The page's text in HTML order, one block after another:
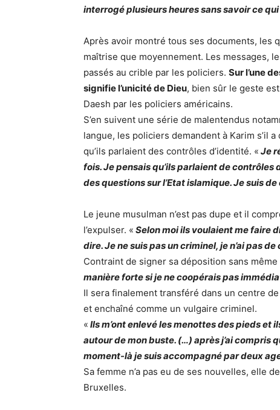
interrogé plusieurs heures sans savoir ce
Après avoir montré tous ses documents, les
maîtrise que moyennement. Les messages,
passés au crible par les policiers. Sur l’une
signifie l’unicité de Dieu, bien sûr le geste
Daesh par les policiers américains.
S’en suivent une série de malentendus
langue, les policiers demandent à Karim s’il
qu’ils parlaient des contrôles d’identité. « Je
fois. Je pensais qu’ils parlaient de contrôles
des questions sur l’Etat islamique. Je suis
Le jeune musulman n’est pas dupe et il
l’expulser. « Selon moi ils voulaient me faire
dire. Je ne suis pas un criminel, je n’ai pas
Contraint de signer sa déposition sans même
manière forte si je ne coopérais pas
Il sera finalement transféré dans un centre
et enchaîné comme un vulgaire criminel.
« Ils m’ont enlevé les menottes des pieds et
autour de mon buste. (…) après j’ai compris
moment-là je suis accompagné par deux
Sa femme n’a pas eu de ses nouvelles, elle
Bruxelles.